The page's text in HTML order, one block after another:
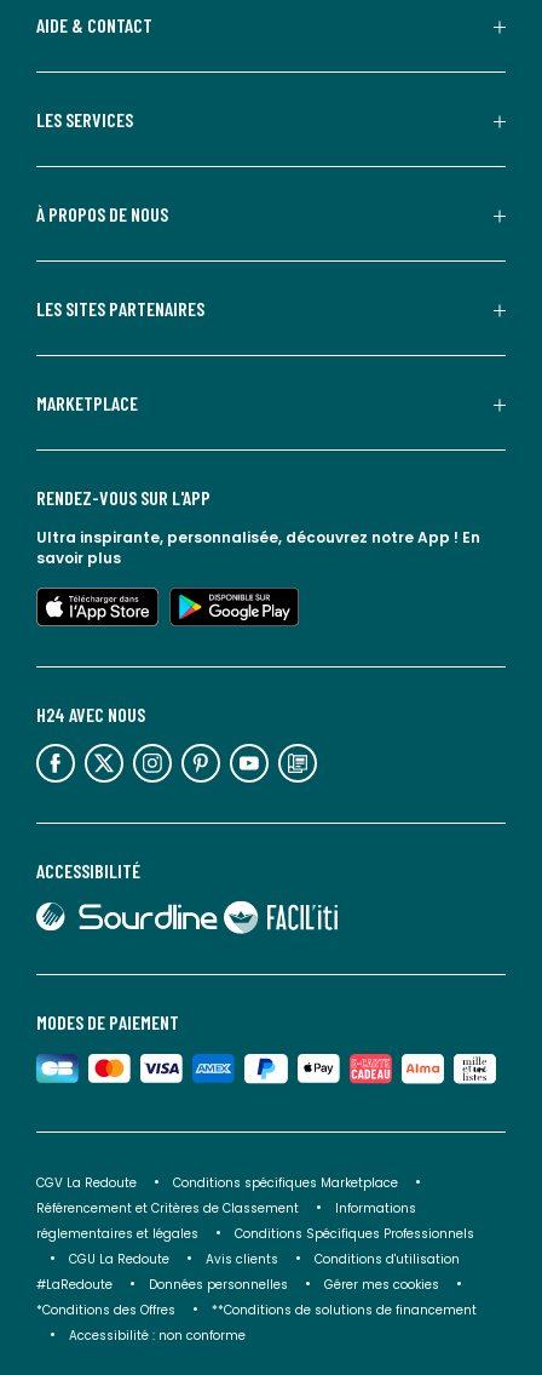
AIDE & CONTACT
LES SERVICES
À PROPOS DE NOUS
LES SITES PARTENAIRES
MARKETPLACE
MODES DE PAIEMENT
ACCESSIBILITÉ
lien vers Sourdline
lien vers Faciliti
H24 AVEC NOUS
lien vers l'espace réseaux sociaux lien vers l'espace réseaux sociaux lien vers l'espace réseaux sociaux lien vers l'espace réseaux sociaux lien vers l'espace réseaux sociaux lien vers le blog la redoute
RENDEZ-VOUS SUR L'APP
Ultra inspirante, personnalisée, découvrez notre App ! En
savoir plus
lien vers l'app store
lien vers google play
CGV La Redoute
Conditions spécifiques Marketplace
Référencement et Critères de Classement
Informations
réglementaires et légales
Conditions Spécifiques Professionnels
CGU La Redoute
Avis clients
Conditions d'utilisation
#LaRedoute
Données personnelles
Gérer mes cookies
*Conditions des Offres
**Conditions de solutions de financement
Accessibilité : non conforme